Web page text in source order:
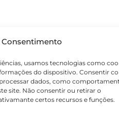
Consentimento
usamos tecnologias como
do dispositivo. Consentir
dados, como
site. Não consentir ou retirar o
certos recursos e funções.